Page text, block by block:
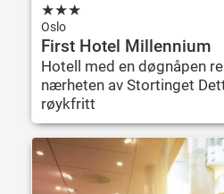
★★★
Oslo
First Hotel Millennium
Hotell med en døgnåpen
nærheten av Stortinget
røykfritt